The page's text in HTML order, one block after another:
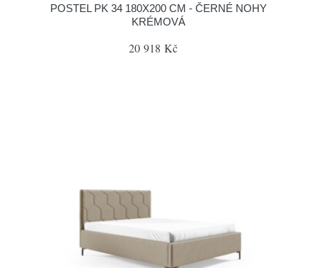
POSTEL PK 34 180X200 CM - ČERNÉ NOHY
KRÉMOVÁ
20 918 Kč